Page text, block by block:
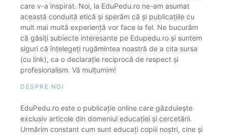
care v-a inspirat. Noi, la EduPedu.ro ne-am asumat
această conduită etică și sperăm că și publicațiile cu
mult mai multă experiență vor face la fel. Ne bucurăm
că găsiți subiecte interesante pe Edupedu.ro și suntem
siguri că înțelegeți rugămintea noastră de a cita sursa
(cu link), ca o declarație reciprocă de respect și
profesionalism. Vă mulțumim!
DESPRE NOI
EduPedu.ro este o publicație online care găzduiește
exclusiv articole din domeniul educației și cercetării.
Urmărim constant cum sunt educați copiii noștri, cine și